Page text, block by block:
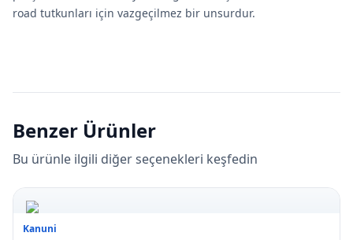
road tutkunları için vazgeçilmez bir unsurdur.
Benzer Ürünler
Bu ürünle ilgili diğer seçenekleri keşfedin
Kanuni